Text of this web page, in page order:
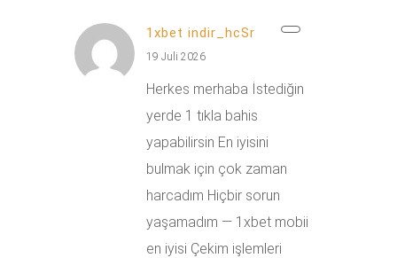
1xbet indir_hcSr
19 Juli 2026
Herkes merhaba İstediğin
yerde 1 tıkla bahis
yapabilirsin En iyisini
bulmak için çok zaman
harcadım Hiçbir sorun
yaşamadım — 1xbet mobii
en iyisi Çekim işlemleri